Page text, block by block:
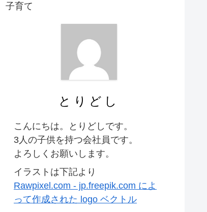
子育て
とりどし
こんにちは。とりどしです。
3人の子供を持つ会社員です。
よろしくお願いします。
イラストは下記より
Rawpixel.com - jp.freepik.com によ
って作成された logo ベクトル